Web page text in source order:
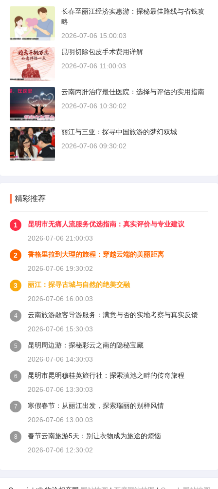
长春至丽江经济实惠游：探秘最佳路线与省钱攻
略
2026-07-06 15:00:03
昆明切除包皮手术费用详解
2026-07-06 11:00:03
云南丙肝治疗最佳医院：选择与评估的实用指南
2026-07-06 10:30:02
丽江与三亚：探寻中国旅游的梦幻双城
2026-07-06 09:30:02
精彩推荐
1
昆明市无痛人流服务优选指南：真实评价与专业建议
2026-07-06 21:00:03
2
香格里拉到大理的旅程：穿越云端的美丽距离
2026-07-06 19:30:02
3
丽江：探寻古城与自然的绝美交融
2026-07-06 16:00:03
4
云南旅游散客导游服务：满意与否的实地考察与真实反馈
2026-07-06 15:30:03
5
昆明周边游：探秘彩云之南的隐秘宝藏
2026-07-06 14:30:03
6
昆明市昆明穆桂英旅行社：探索滇池之畔的传奇旅程
2026-07-06 13:30:03
7
寒假春节：从丽江出发，探索瑞丽的别样风情
2026-07-06 13:00:03
8
春节云南旅游5天：别让衣物成为旅途的烦恼
2026-07-06 12:30:02